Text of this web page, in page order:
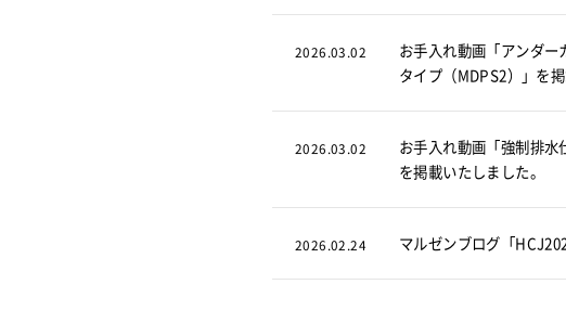
2026.03.02
お手入れ動画「アンダ
タイプ（MDPS2）」を
2026.03.02
お手入れ動画「強制排
を掲載いたしました。
2026.02.24 マルゼンブログ「